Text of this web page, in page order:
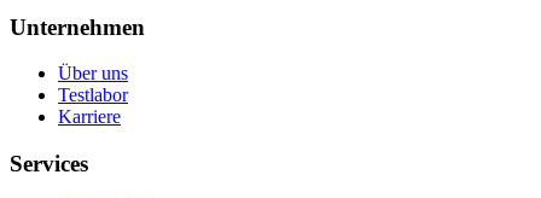
Unternehmen
Über uns
Testlabor
Karriere
Services